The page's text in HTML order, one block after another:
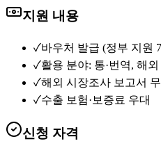
지원 내용
✓바우처 발급 (정부 지원
✓활용 분야: 통·번역, 해
✓해외 시장조사 보고서
✓수출 보험·보증료 우대
신청 자격